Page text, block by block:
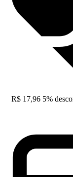
R$ 17,96 5%